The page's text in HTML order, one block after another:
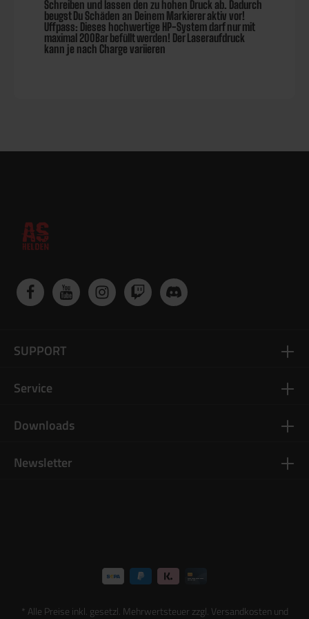
Schreiben und lassen den zu hohen Druck ab. Dadurch
beugst Du Schäden an Deinem Markierer aktiv vor!
Uffpass: Dieses hochwertige HP-System darf nur mit
maximal 200Bar befüllt werden! Der Laseraufdruck
kann je nach Charge variieren
Newsletter
SUPPORT
Service
Downloads
* Alle Preise inkl. gesetzl. Mehrwertsteuer zzgl. Versandkostenund